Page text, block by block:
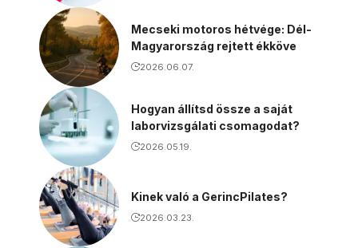
Mecseki motoros hétvége: Dél-
Magyarország rejtett ékköve
2026.06.07.
Hogyan állítsd össze a saját
laborvizsgálati csomagodat?
2026.05.19.
Kinek való a GerincPilates?
2026.03.23.